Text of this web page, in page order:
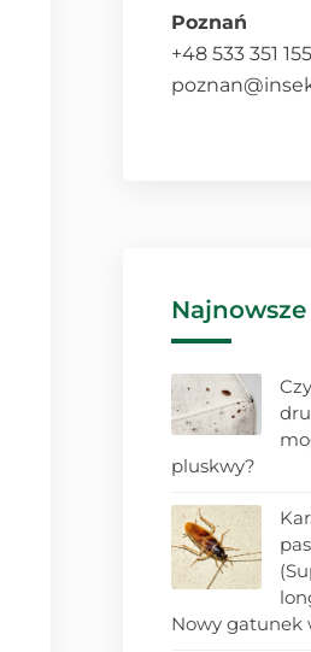
Poznań
+48 533 351 155
pluskwy?
Nowy gatunek